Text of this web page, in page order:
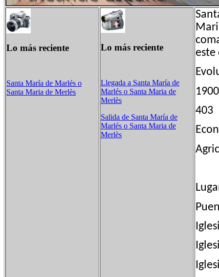
Lo más reciente
Santa María de Marlés​ o
Santa Maria de Merlès
Lo más reciente
Llegada a Santa María de
Marlés​ o Santa Maria de
Merlès
Salida de Santa María de
Marlés​ o Santa Maria de
Merlès
este